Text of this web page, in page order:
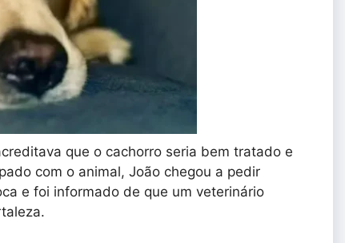
que o cachorro seria bem tratado e
com o animal, João chegou a pedir
e foi informado de que um veterinário